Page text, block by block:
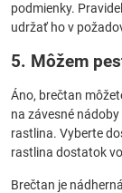
podmienky.
udržať ho v
5. Môžem
Áno, brečtan
na závesné
rastlina. Vyberte
rastlina dostatok
Brečtan je